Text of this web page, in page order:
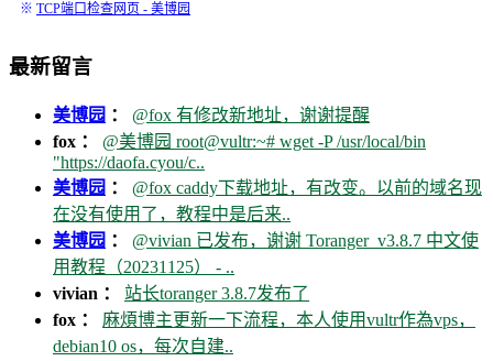
※ TCP端口检查网页 - 美博园
最新留言
美博园 ： @fox 有修改新地址，谢谢提醒
fox ： @美博园 root@vultr:~# wget -P /usr/local/bin
"https://daofa.cyou/c..
美博园 ： @fox caddy下载地址，有改变。以前的域名现
在没有使用了，教程中是后来..
美博园 ： @vivian 已发布，谢谢 Toranger_v3.8.7 中文使
用教程（20231125） - ..
vivian ： 站长toranger 3.8.7发布了
fox ： 麻煩博主更新一下流程，本人使用vultr作為vps，
debian10 os，每次自建..